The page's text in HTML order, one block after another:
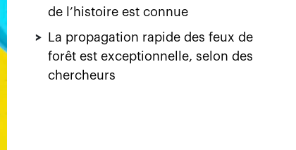
de l’histoire est connue
>
La propagation rapide des feux de
forêt est exceptionnelle, selon des
chercheurs